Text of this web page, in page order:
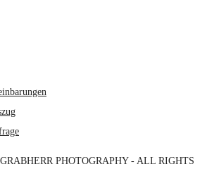
PHOTOGRAPHY - ALL RIGHTS